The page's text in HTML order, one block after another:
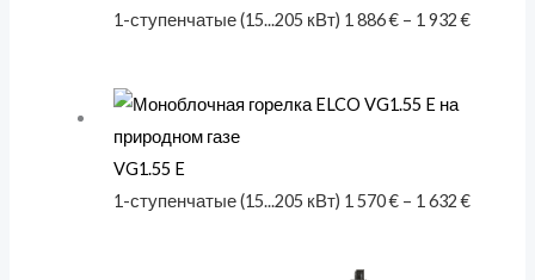
1-ступенчатые (15...205 кВт) 1 886€ – 1 932€
VG1.55 E
1-ступенчатые (15...205 кВт) 1 570€ – 1 632€